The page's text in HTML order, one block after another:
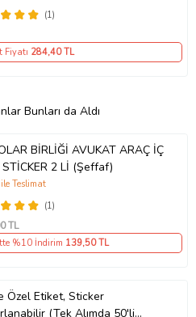
(1)
Fiyatı 284,40 TL
Bunları da Aldı
BİRLİĞİ AVUKAT ARAÇ İÇ
2 Lİ (Şeffaf)
(1)
Teslimat
TL
%10 İndirim 139,50 TL
Özel Etiket, Sticker
(Tek Alımda 50'li